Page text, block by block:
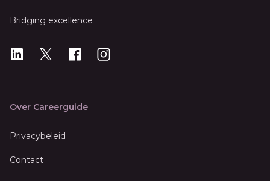
Bridging excellence
LinkedIn
X Instagram
Over Careerguide
Privacybeleid
Contact